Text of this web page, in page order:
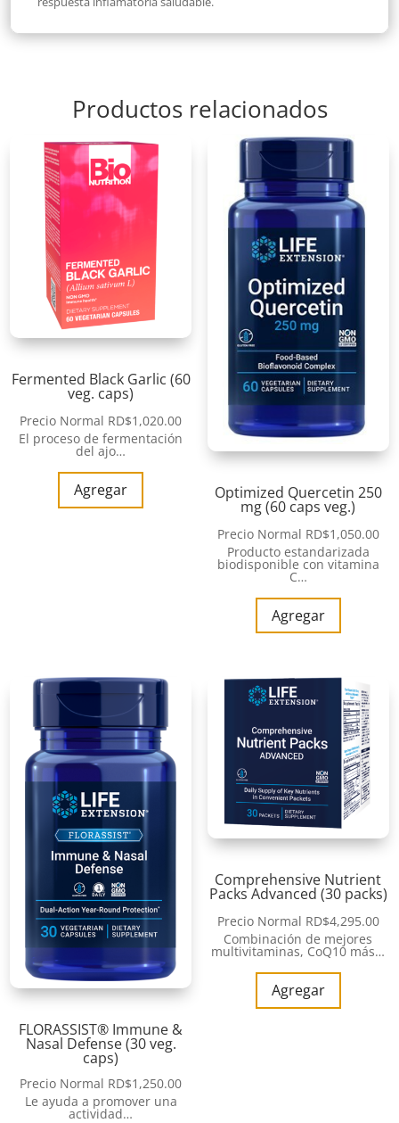
Productos relacionados
Fermented Black Garlic (60
veg. caps)
Precio Normal RD$1,020.00
El proceso de fermentación
del ajo…
Agregar Optimized Quercetin 250
mg (60 caps veg.)
Precio Normal RD$1,050.00
Producto estandarizada
biodisponible con vitamina
C…
Agregar
FLORASSIST® Immune &
Nasal Defense (30 veg.
caps)
Precio Normal RD$1,250.00
Le ayuda a promover una
actividad…
Comprehensive Nutrient
Packs Advanced (30 packs)
Precio Normal RD$4,295.00
Combinación de mejores
multivitaminas, CoQ10 más…
Agregar